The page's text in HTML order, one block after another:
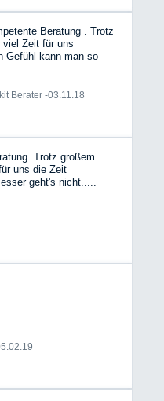
Beratung . Trotz
viel Zeit für uns
Gefühl kann man so
Berater -03.11.18
Trotz großem
uns die Zeit
geht's nicht.....